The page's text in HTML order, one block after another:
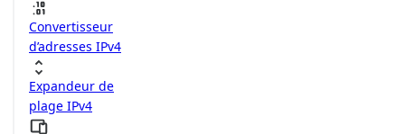
Convertisseur
d’adresses IPv4
Expandeur de
plage IPv4